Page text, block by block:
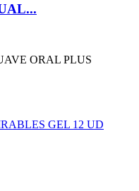
ORAL PLUS